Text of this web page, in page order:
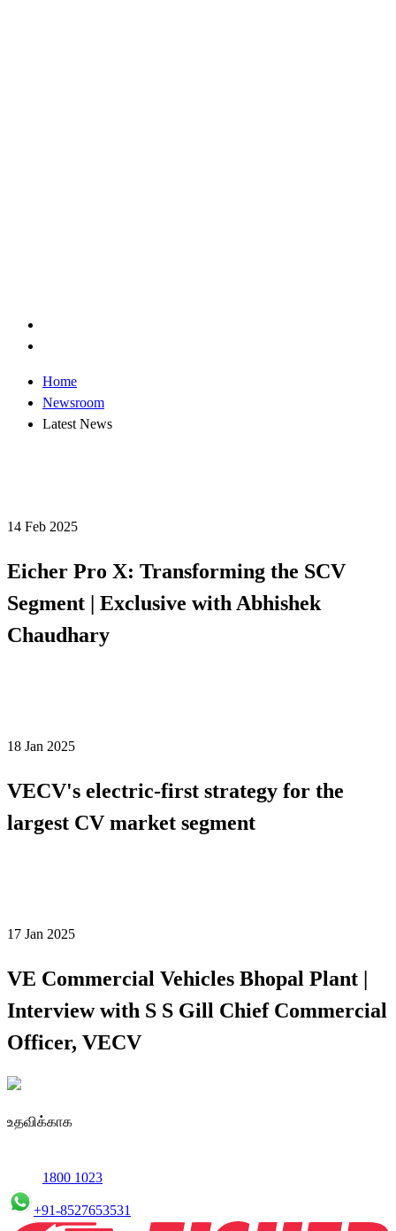
Home
Newsroom
Latest News
14 Feb 2025
Eicher Pro X: Transforming the SCV
Segment | Exclusive with Abhishek
Chaudhary
18 Jan 2025
VECV's electric-first strategy for the
largest CV market segment
17 Jan 2025
VE Commercial Vehicles Bhopal Plant |
Interview with S S Gill Chief Commercial
Officer, VECV
உதவிக்காக
1800 1023
+91-8527653531